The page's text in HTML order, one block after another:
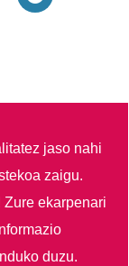
jaso nahi
zaigu.
Zure ekarpenari
duzu.